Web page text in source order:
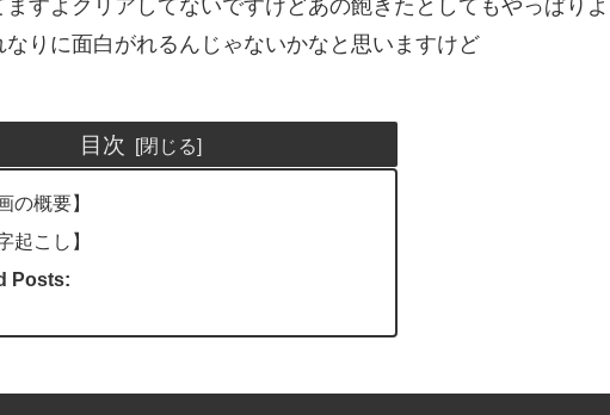
すよクリアしてないですけどあの飽きたとしてもやっぱりよ
りに面白がれるんじゃないかなと思いますけど
目次
の概要】
起こし】
Posts: